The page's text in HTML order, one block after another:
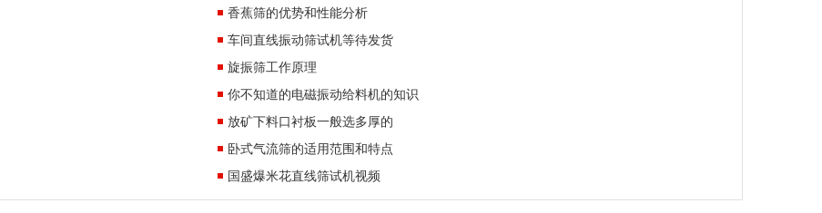
香蕉筛的优势和性能分析
车间直线振动筛试机等待发货
旋振筛工作原理
你不知道的电磁振动给料机的知识
放矿下料口衬板一般选多厚的
卧式气流筛的适用范围和特点
国盛爆米花直线筛试机视频